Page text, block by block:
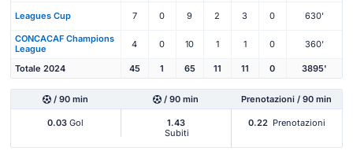
Leagues Cup 7 0 9 2 3 0 630'
CONCACAF Champions
League
4 0 10 1 1 0 360'
Totale 2024 45 1 65 11 11 0 3895'
/ 90 min / 90 min Prenotazioni / 90 min
0.03 Gol
1.43
Subiti
0.22 Prenotazioni